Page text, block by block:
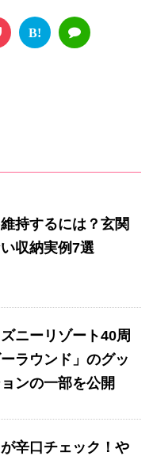
B!
持するには？玄関
収納実例7選
ニーリゾート40周
ラウンド」のグッ
ンの一部を公開
辛口チェック！や